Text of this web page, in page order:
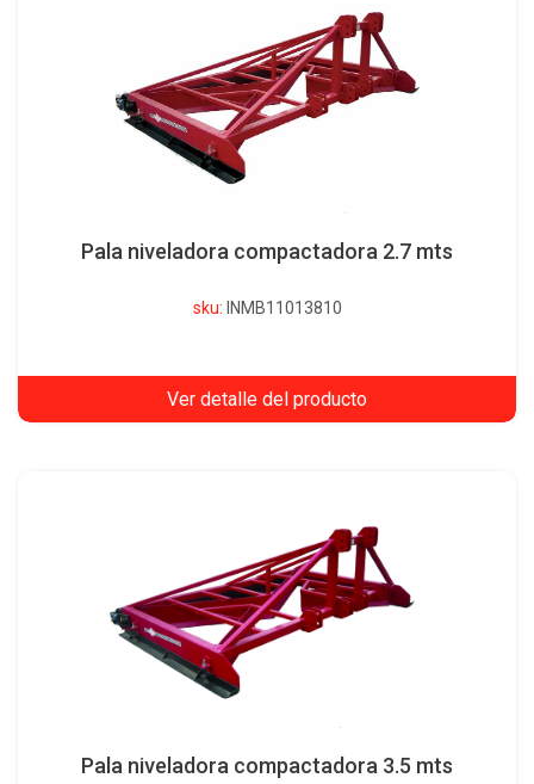
Pala niveladora compactadora 2.7 mts
sku: INMB11013810
Ver detalle del producto
Pala niveladora compactadora 3.5 mts